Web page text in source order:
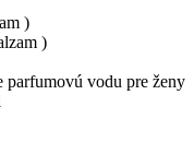
)
parfumovú vodu pre ženy